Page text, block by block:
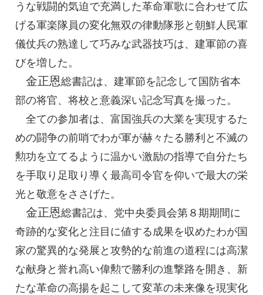
うな戦闘的気迫で充満した革命軍歌に合わせて広
げる軍楽隊員の変化無双の律動隊形と朝鮮人民軍
儀仗兵の熟達して巧みな武器技巧は、建軍節の喜
びを増した。
金正恩総書記は、建軍節を記念して国防省本
部の将官、将校と意義深い記念写真を撮った。
全ての参加者は、富国強兵の大業を実現するた
めの闘争の前哨でわが軍が赫々たる勝利と不滅の
勲功を立てるように温かい激励の指導で自分たち
を手取り足取り導く 最高司令官を仰いで最大の栄
光と敬意をささげた。
金正恩総書記は、党中央委員会第８期期間に
奇跡的な変化と注目に値する成果を収めたわが国
家の驚異的な発展と攻勢的な前進の道程には高潔
な献身と誉れ高い偉勲で勝利の進撃路を開き、新
たな革命の高揚を起こして変革の未来像を現実化